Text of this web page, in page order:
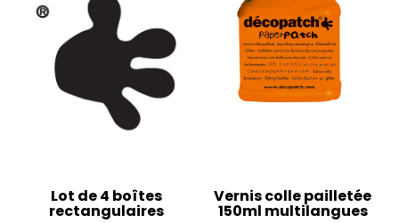
Lot de 4 boîtes
rectangulaires
Vernis colle pailletée
150ml multilangues